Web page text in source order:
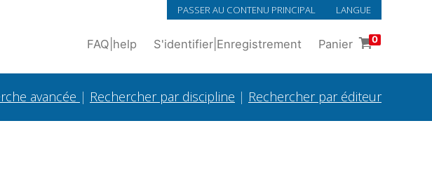
PASSER AU CONTENU PRINCIPAL LANGUE
FAQ help S'identifier Enregistrement Panier 0
avancée | Rechercher par discipline | Rechercher par éditeur